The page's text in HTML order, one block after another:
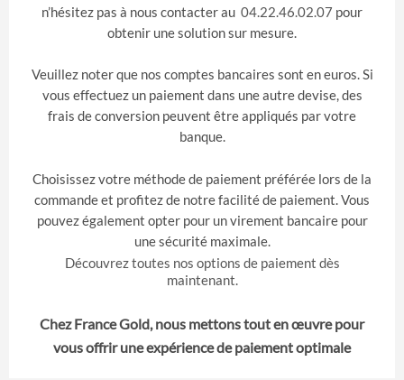
n’hésitez pas à nous contacter au 04.22.46.02.07 pour
obtenir une solution sur mesure.
Veuillez noter que nos comptes bancaires sont en euros. Si
vous effectuez un paiement dans une autre devise, des
frais de conversion peuvent être appliqués par votre
banque.
Choisissez votre méthode de paiement préférée lors de la
commande et profitez de notre facilité de paiement. Vous
pouvez également opter pour un virement bancaire pour
une sécurité maximale.
Découvrez toutes nos options de paiement dès
maintenant.
Chez France Gold, nous mettons tout en œuvre pour
vous offrir une expérience de paiement optimale